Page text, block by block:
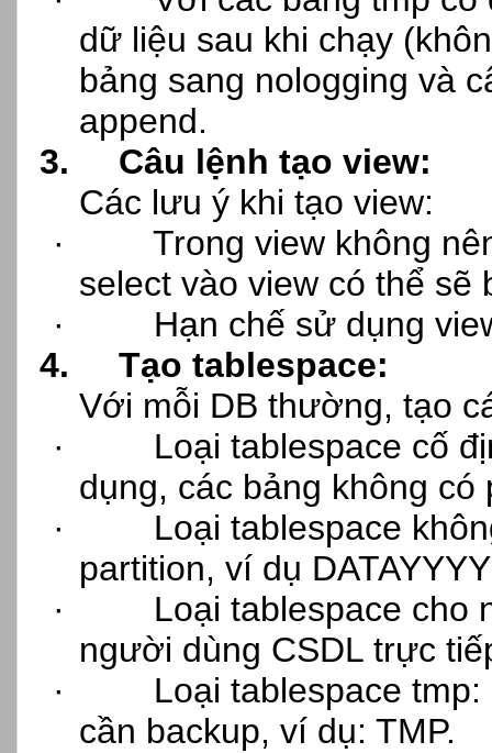
dữ liệu sau khi chạy
bảng sang nologging và
append.
3.
Câu lệnh tạo view:
Các lưu ý khi tạo view:
·
Trong view không
select vào view có thể sẽ
·
Hạn chế sử dụng
4.
Tạo tablespace:
Với mỗi DB thường, tạo
·
Loại tablespace cố
dụng, các bảng không có
·
Loại tablespace
partition, ví dụ
·
Loại tablespace cho
người dùng CSDL trực
·
Loại tablespace
cần backup, ví dụ: TMP.